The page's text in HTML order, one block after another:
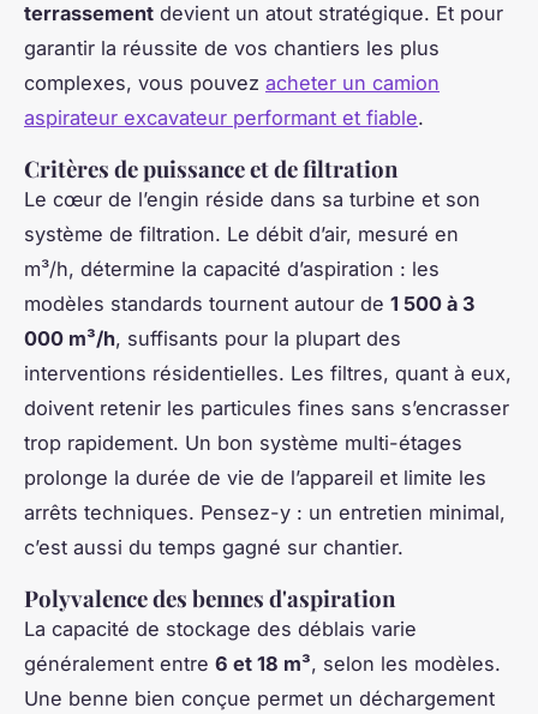
terrassement devient un atout stratégique. Et pour
garantir la réussite de vos chantiers les plus
complexes, vous pouvez acheter un camion
aspirateur excavateur performant et fiable.
Critères de puissance et de filtration
Le cœur de l’engin réside dans sa turbine et son
système de filtration. Le débit d’air, mesuré en
m³/h, détermine la capacité d’aspiration : les
modèles standards tournent autour de 1 500 à 3
000 m³/h, suffisants pour la plupart des
interventions résidentielles. Les filtres, quant à eux,
doivent retenir les particules fines sans s’encrasser
trop rapidement. Un bon système multi-étages
prolonge la durée de vie de l’appareil et limite les
arrêts techniques. Pensez-y : un entretien minimal,
c’est aussi du temps gagné sur chantier.
Polyvalence des bennes d'aspiration
La capacité de stockage des déblais varie
généralement entre 6 et 18 m³, selon les modèles.
Une benne bien conçue permet un déchargement